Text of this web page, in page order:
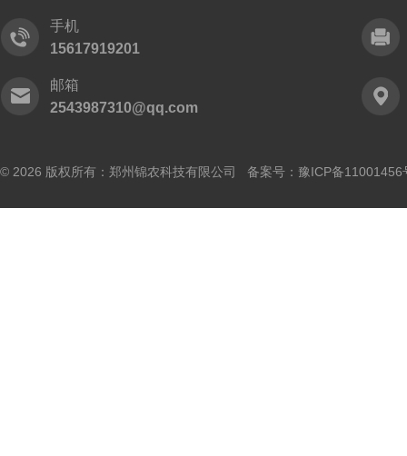
手机
15617919201
邮箱
2543987310@qq.com
© 2026 版权所有：郑州锦农科技有限公司 备案号： 豫ICP备11001456